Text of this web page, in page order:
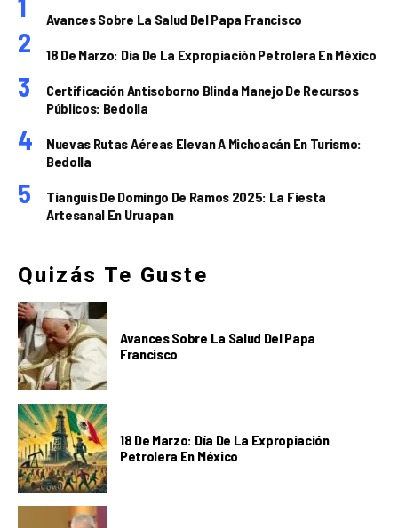
Avances Sobre La Salud Del Papa Francisco
18 De Marzo: Día De La Expropiación Petrolera En México
Certificación Antisoborno Blinda Manejo De Recursos
Públicos: Bedolla
Nuevas Rutas Aéreas Elevan A Michoacán En Turismo:
Bedolla
Tianguis De Domingo De Ramos 2025: La Fiesta
Artesanal En Uruapan
Quizás Te Guste
Avances Sobre La Salud Del Papa
Francisco
18 De Marzo: Día De La Expropiación
Petrolera En México